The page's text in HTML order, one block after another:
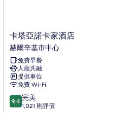
卡
塔
亞
諾
卡
家
酒
店
赫
卡塔亞諾卡家酒店
赫爾辛基市中心
免費早餐
人寵共融
提供車位
免費 Wi-Fi
9.4
分
9.4 完美
1,021 則評價